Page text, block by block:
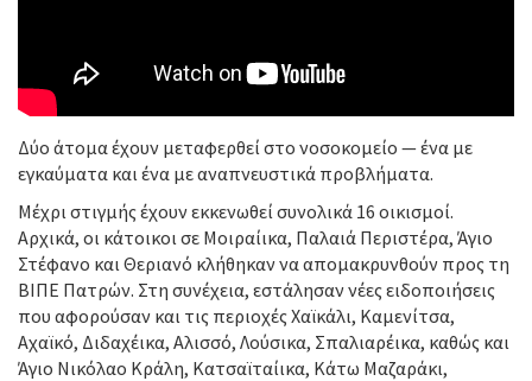
Δύο άτομα έχουν μεταφερθεί στο νοσοκομείο — ένα με
εγκαύματα και ένα με αναπνευστικά προβλήματα.
Μέχρι στιγμής έχουν εκκενωθεί συνολικά 16 οικισμοί.
Αρχικά, οι κάτοικοι σε Μοιραίικα, Παλαιά Περιστέρα, Άγιο
Στέφανο και Θεριανό κλήθηκαν να απομακρυνθούν προς τη
ΒΙΠΕ Πατρών. Στη συνέχεια, εστάλησαν νέες ειδοποιήσεις
που αφορούσαν και τις περιοχές Χαϊκάλι, Καμενίτσα,
Αχαϊκό, Διδαχέικα, Αλισσό, Λούσικα, Σπαλιαρέικα, καθώς και
Άγιο Νικόλαο Κράλη, Κατσαϊταίικα, Κάτω Μαζαράκι,